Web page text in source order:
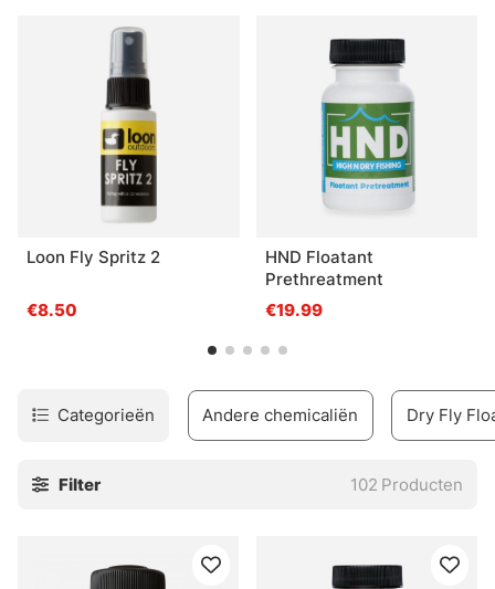
Loon Fly Spritz 2
€8.50
HND Floatant
Prethreatment
€19.99
Categorieën Andere chemicaliën Dry Fly
Filter 102 Producten